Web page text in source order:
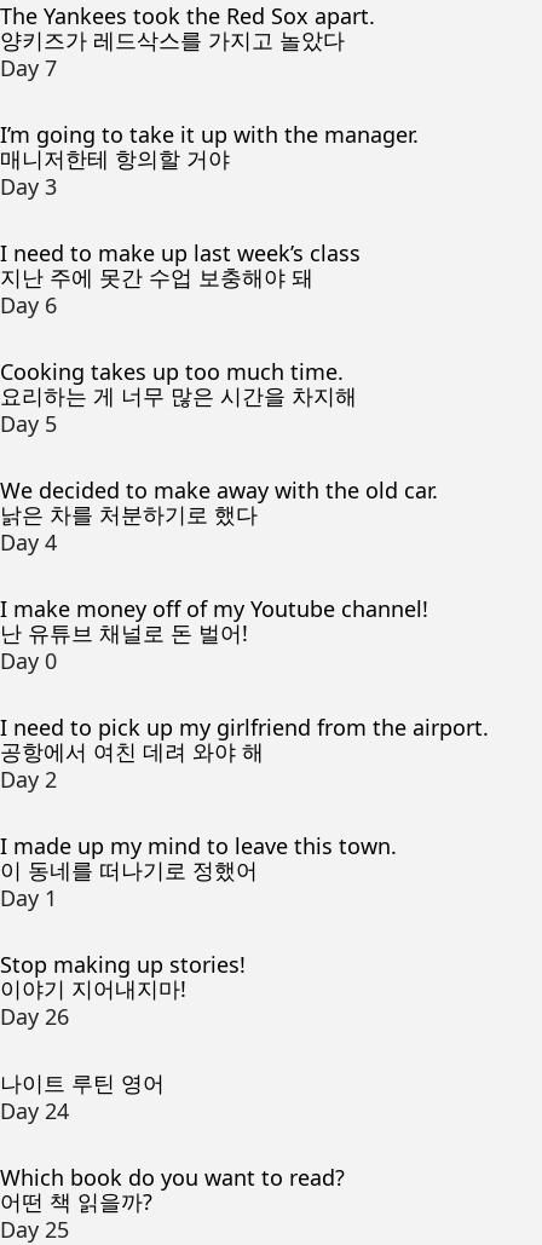
The Yankees took the Red Sox apart.
양키즈가 레드삭스를 가지고 놀았다
Day 7
I’m going to take it up with the manager.
매니저한테 항의할 거야
Day 3
I need to make up last week’s class
지난 주에 못간 수업 보충해야 돼
Day 6
Cooking takes up too much time.
요리하는 게 너무 많은 시간을 차지해
Day 5
We decided to make away with the old car.
낡은 차를 처분하기로 했다
Day 4
I make money off of my Youtube channel!
난 유튜브 채널로 돈 벌어!
Day 0
I need to pick up my girlfriend from the airport.
공항에서 여친 데려 와야 해
Day 2
I made up my mind to leave this town.
이 동네를 떠나기로 정했어
Day 1
Stop making up stories!
이야기 지어내지마!
Day 26
나이트 루틴 영어
Day 24
Which book do you want to read?
어떤 책 읽을까?
Day 25